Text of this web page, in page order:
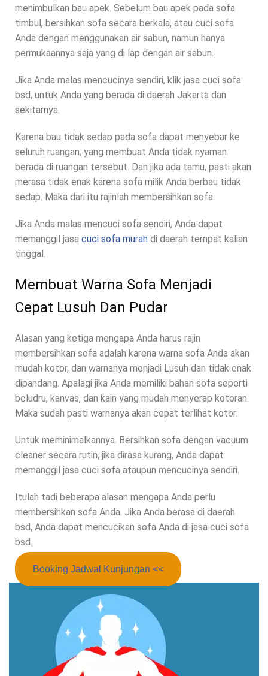
menimbulkan bau apek. Sebelum bau apek pada sofa
timbul, bersihkan sofa secara berkala, atau cuci sofa
Anda dengan menggunakan air sabun, namun hanya
permukaannya saja yang di lap dengan air sabun.
Jika Anda malas mencucinya sendiri, klik jasa cuci sofa
bsd, untuk Anda yang berada di daerah Jakarta dan
sekitarnya.
Karena bau tidak sedap pada sofa dapat menyebar ke
seluruh ruangan, yang membuat Anda tidak nyaman
berada di ruangan tersebut. Dan jika ada tamu, pasti akan
merasa tidak enak karena sofa milik Anda berbau tidak
sedap. Maka dari itu rajinlah membersihkan sofa.
Jika Anda malas mencuci sofa sendiri, Anda dapat
memanggil jasa cuci sofa murah di daerah tempat kalian
tinggal.
Membuat Warna Sofa Menjadi
Cepat Lusuh Dan Pudar
Alasan yang ketiga mengapa Anda harus rajin
membersihkan sofa adalah karena warna sofa Anda akan
mudah kotor, dan warnanya menjadi Lusuh dan tidak enak
dipandang. Apalagi jika Anda memiliki bahan sofa seperti
beludru, kanvas, dan kain yang mudah menyerap kotoran.
Maka sudah pasti warnanya akan cepat terlihat kotor.
Untuk meminimalkannya. Bersihkan sofa dengan vacuum
cleaner secara rutin, jika dirasa kurang, Anda dapat
memanggil jasa cuci sofa ataupun mencucinya sendiri.
Itulah tadi beberapa alasan mengapa Anda perlu
membersihkan sofa Anda. Jika Anda berasa di daerah
bsd, Anda dapat mencucikan sofa Anda di jasa cuci sofa
bsd.
Booking Jadwal Kunjungan <<